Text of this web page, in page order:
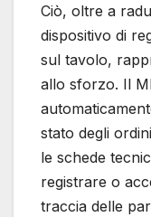
Ciò, oltre a
dispositivo di
sul tavolo,
allo sforzo. Il
stato degli
le schede
registrare o
traccia delle